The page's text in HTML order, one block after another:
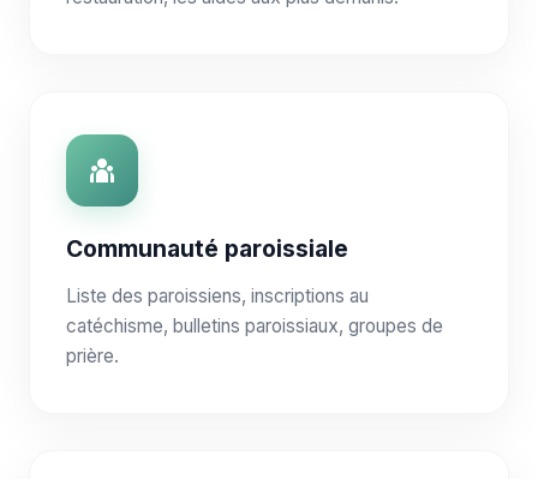
Communauté paroissiale
Liste des paroissiens, inscriptions au
catéchisme, bulletins paroissiaux, groupes de
prière.